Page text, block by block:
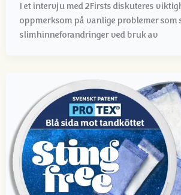
I et intervju med 2Firsts diskuteres
oppmerksom på vanlige problemer som
slimhinneforandringer ved bruk av